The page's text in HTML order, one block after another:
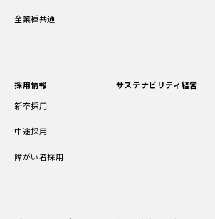
全業種共通
採用情報
新卒採用
中途採用
障がい者採用
サステナビリティ経営